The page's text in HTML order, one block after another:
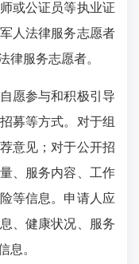
或公证员等执业证
人法律服务志愿者
律服务志愿者。
愿参与和积极引导
募等方式。对于组
意见；对于公开招
、服务内容、工作
等信息。申请人应
、健康状况、服务
息。